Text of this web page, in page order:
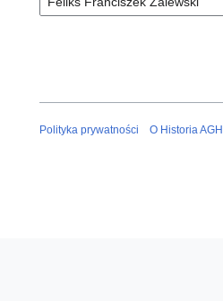
Polityka prywatności O Historia AGH